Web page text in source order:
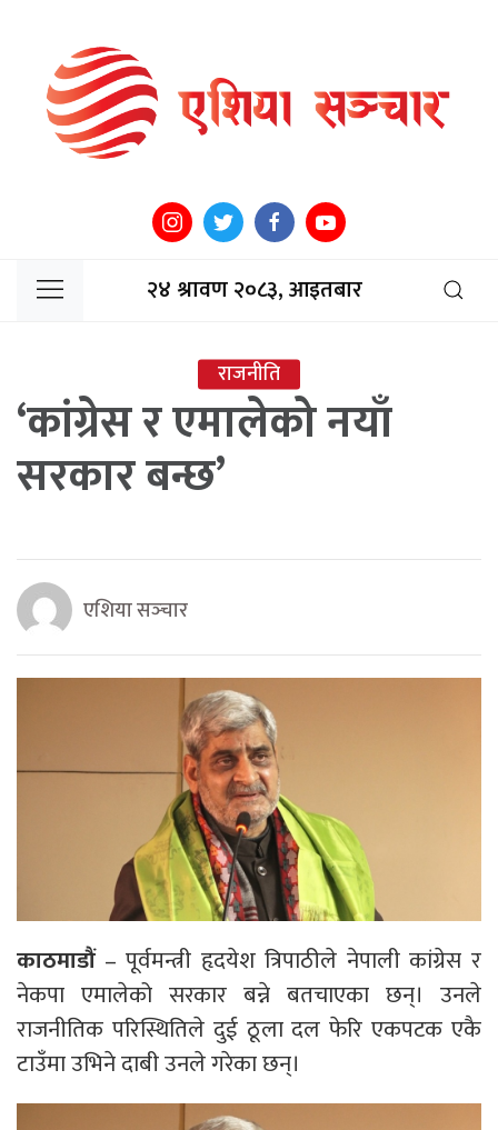
२४ श्रावण २०८३, आइतबार
राजनीति
‘कांग्रेस र एमालेको नयाँ
सरकार बन्छ’
एशिया सञ्‍चार
काठमाडौं – पूर्वमन्त्री हृदयेश त्रिपाठीले नेपाली कांग्रेस र
नेकपा एमालेको सरकार बन्ने बतचाएका छन्। उनले
राजनीतिक परिस्थितिले दुई ठूला दल फेरि एकपटक एकै
टाउँमा उभिने दाबी उनले गरेका छन्।